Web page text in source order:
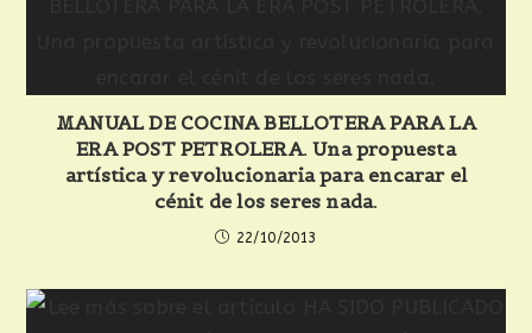
MANUAL DE COCINA BELLOTERA PARA LA
ERA POST PETROLERA. Una propuesta
artística y revolucionaria para encarar el
cénit de los seres nada.
22/10/2013